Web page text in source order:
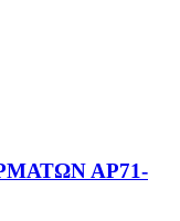
ΑΡ71-